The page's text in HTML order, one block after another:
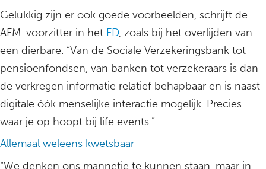
Gelukkig zijn er ook goede voorbeelden, schrijft de
AFM-voorzitter in het FD, zoals bij het overlijden van
een dierbare. “Van de Sociale Verzekeringsbank tot
pensioenfondsen, van banken tot verzekeraars is dan
de verkregen informatie relatief behapbaar en is naast
digitale óók menselijke interactie mogelijk. Precies
waar je op hoopt bij life events.”
Allemaal weleens kwetsbaar
“We denken ons mannetje te kunnen staan, maar in